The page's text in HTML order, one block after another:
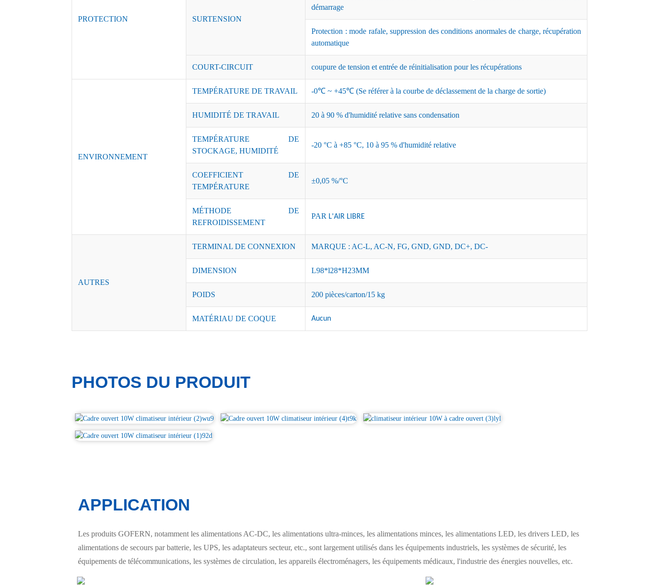
PROTECTION SURTENSION
démarrage
Protection : mode rafale, suppression des conditions anormales de charge, récupération
automatique
COURT-CIRCUIT coupure de tension et entrée de réinitialisation pour les récupérations
ENVIRONNEMENT
TEMPÉRATURE DE TRAVAIL -0℃ ~ +45℃ (Se référer à la courbe de déclassement de la charge de sortie)
HUMIDITÉ DE TRAVAIL 20 à 90 % d'humidité relative sans condensation
TEMPÉRATURE DE
STOCKAGE, HUMIDITÉ
-20 °C à +85 °C, 10 à 95 % d'humidité relative
COEFFICIENT DE
TEMPÉRATURE
±0,05 %/°C
MÉTHODE DE
REFROIDISSEMENT
PAR L'AIR LIBRE
AUTRES
TERMINAL DE CONNEXION MARQUE : AC-L, AC-N, FG, GND, GND, DC+, DC-
DIMENSION L98*l28*H23MM
POIDS 200 pièces/carton/15 kg
MATÉRIAU DE COQUE Aucun
PHOTOS DU PRODUIT
APPLICATION
Les produits GOFERN, notamment les alimentations AC-DC, les alimentations ultra-minces, les alimentations minces, les alimentations LED, les drivers LED, les
alimentations de secours par batterie, les UPS, les adaptateurs secteur, etc., sont largement utilisés dans les équipements industriels, les systèmes de sécurité, les
équipements de télécommunications, les systèmes de circulation, les appareils électroménagers, les équipements médicaux, l'industrie des énergies nouvelles, etc.